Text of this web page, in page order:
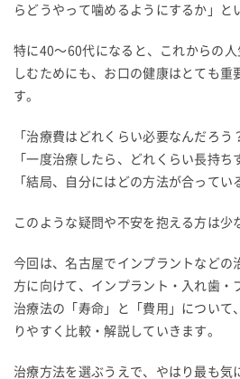
らどうやって噛めるようにするか」と
特に40〜60代になると、これからの
しむためにも、お口の健康はとても重
す。
「治療費はどれくらい必要なんだろう
「一度治療したら、どれくらい長持ち
「結局、自分にはどの方法が合ってい
このような疑問や不安を抱える方は少
今回は、名古屋でインプラントなどの
方に向けて、インプラント・入れ歯・
治療法の「寿命」と「費用」について
りやすく比較・解説していきます。
治療方法を選ぶうえで、やはり最も気